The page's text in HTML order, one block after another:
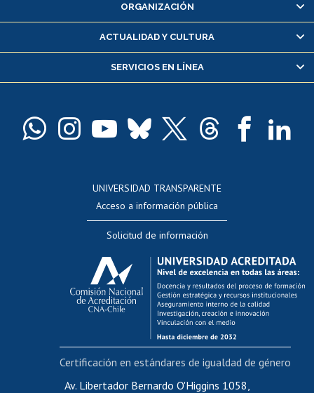
Consulta y certificado de notas
Servicio médico y dental
Pago de arancel y crédito alumnos
Docentes
Perfeccionamiento
Editar Portafolio Académico
Evaluación docente
Calificación académica
Postulación al AUCAI
Funcionarias/os
Cursos internos de capacitación
Bienestar del personal
Portal de movilidad interna
Certificado de renta
ORGANIZACIÓN
ACTUALIDAD Y CULTURA
SERVICIOS EN LÍNEA
UNIVERSIDAD TRANSPARENTE
Acceso a información pública
Solicitud de información
Av. Libertador Bernardo O'Higgins 1058,
Certificación en estándares de igualdad de género